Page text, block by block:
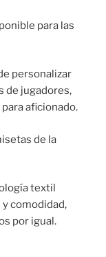
para las
personalizar
de jugadores,
aficionado.
de la
textil
comodidad,
por igual.